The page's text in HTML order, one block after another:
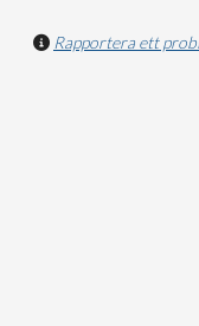
Rapportera ett